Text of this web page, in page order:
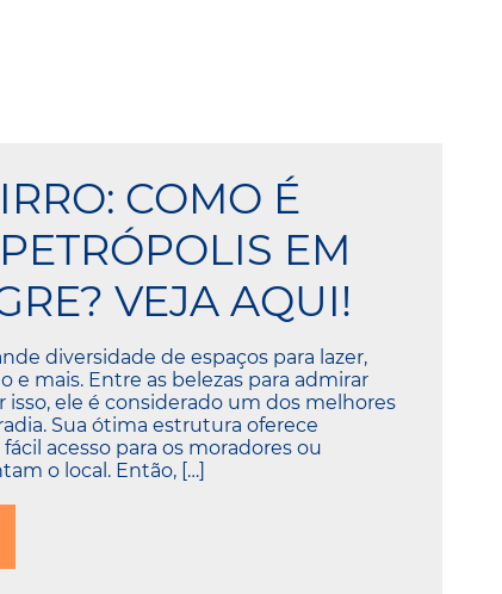
COMO É
EM
VEJA AQUI!
diversidade de espaços para lazer,
e mais. Entre as belezas para admirar
isso, ele é considerado um dos melhores
Sua ótima estrutura oferece
acesso para os moradores ou
o local. Então, […]